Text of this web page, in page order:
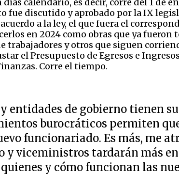
fue discutido y aprobado por la IX
a la ley, el que fuera el
en 2024 como obras que ya
trabajadores y otros que siguen
el Presupuesto de Egresos e
Corre el tiempo.
entidades de gobierno tienen
burocráticos permiten
funcionariado. Es más, me
y viceministros tardarán más
y cómo funcionan las